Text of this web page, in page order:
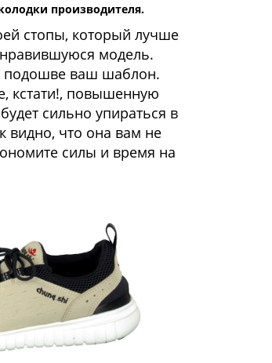
производителя.
стопы, который лучше
модель.
подошве ваш шаблон.
кстати!, повышенную
сильно упираться в
видно, что она вам не
силы и время на